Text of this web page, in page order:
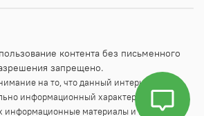
контента без письменного
запрещено.
на то, что данный интернет-сайт
информационный характер и ни при
информационные материалы и цены,